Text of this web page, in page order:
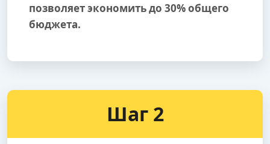
позволяет экономить до 30% общего
бюджета.
Шаг 2